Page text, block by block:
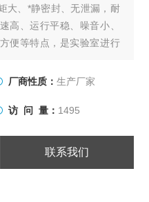
大、*静密封、无泄漏，耐
高、运行平稳、噪音小、
便等特点，是实验室进行
厂商性质： 生产厂家
访 问 量： 1495
联系我们